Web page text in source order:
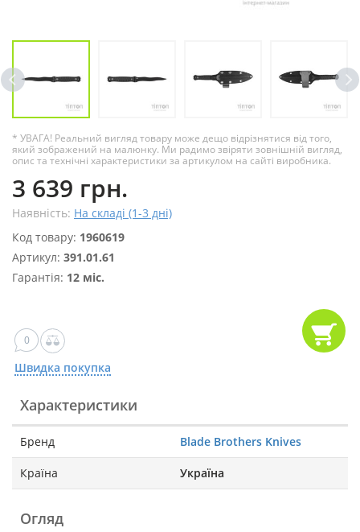
* УВАГА! Реальний вигляд товару може дещо відрізнятися від того,
який зображений на малюнку. Ми радимо звіряти зовнішній вигляд,
опис та технічні характеристики за артикулом на сайті виробника.
3 639 грн.
Наявність: На складі (1-3 дні)
Код товару: 1960619
Артикул: 391.01.61
Гарантія: 12 міс.
0
Швидка покупка
Характеристики
Бренд Blade Brothers Knives
Країна Україна
Огляд